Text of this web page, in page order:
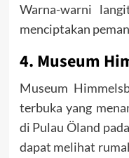
Warna-warni
menciptakan
4. Museum
Museum
terbuka yang
di Pulau Öland
dapat melihat